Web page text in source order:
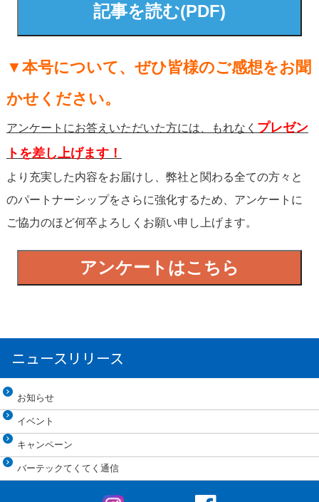
記事を読む(PDF)
▼本号について、ぜひ皆様のご感想をお聞
かせください。
アンケートにお答えいただいた方には、もれなく プレゼン
トを差し上げます！
より充実した内容をお届けし、弊社と関わる全ての方々と
のパートナーシップをさらに強化するため、アンケートに
ご協力のほど何卒よろしくお願い申し上げます。
アンケートはこちら
ニュースリリース
お知らせ
イベント
キャンペーン
バーテックてくてく通信